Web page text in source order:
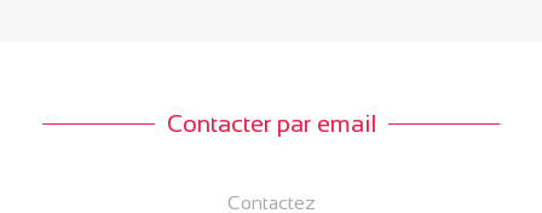
Contacter par email
Contactez